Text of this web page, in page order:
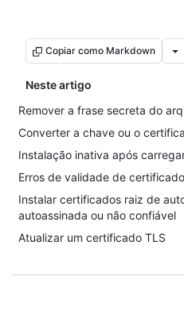
Copiar como Markdown
Neste artigo
Remover a frase secreta do
Converter a chave ou o
Instalação inativa após
Erros de validade de certificado
Instalar certificados raiz de
autoassinada ou não confiável
Atualizar um certificado TLS